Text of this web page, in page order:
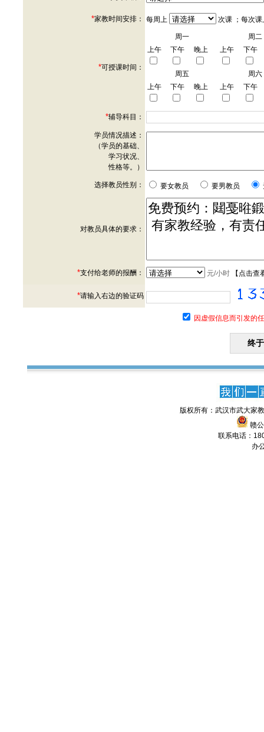
*家教时间安排： 每周上 次课 ；每次
*可授课时间：
周一
周二
上午
下午 晚上 上午 下午
周五
周六
上午
下午 晚上 上午 下午
*辅导科目：
学员情况描述：
（学员的基础、
学习状况、
性格等。）
选择教员性别： 要女教员 要男教员
对教员具体的要求：
*支付给老师的报酬： 元/小时【 点击查
*请输入右边的验证码
因虚假信息而引发的
版权所有：武汉市武大家
赣
联系电话：
办